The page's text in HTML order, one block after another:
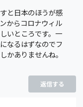
と日本のほうが感
からコロナウィル
いところです。一
なるはずなのでフ
かありませんね。
返信する